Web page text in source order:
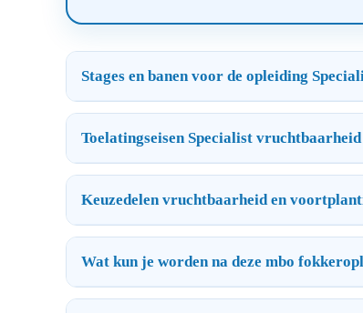
Stages en banen voor de opleiding
Toelatingseisen Specialist
Keuzedelen vruchtbaarheid en
Wat kun je worden na deze mbo